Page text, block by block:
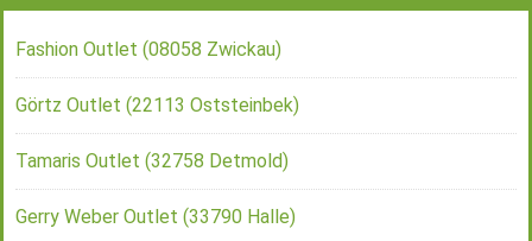
Fashion Outlet (08058 Zwickau)
Görtz Outlet (22113 Oststeinbek)
Tamaris Outlet (32758 Detmold)
Gerry Weber Outlet (33790 Halle)